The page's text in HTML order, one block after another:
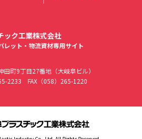
ック工業株式会社
レット・物流資材専用サイト
田町9丁目27番地（大岐阜ビル）
2233 FAX（058）265-1220